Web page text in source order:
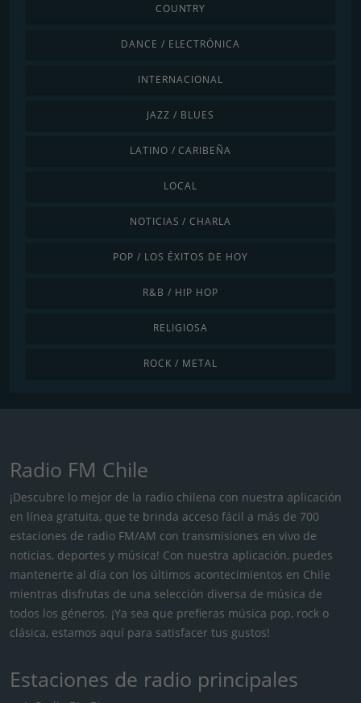
COUNTRY
DANCE / ELECTRÓNICA
INTERNACIONAL
JAZZ / BLUES
LATINO / CARIBEÑA
LOCAL
NOTICIAS / CHARLA
POP / LOS ÉXITOS DE HOY
R&B / HIP HOP
RELIGIOSA
ROCK / METAL
Radio FM Chile
¡Descubre lo mejor de la radio chilena con nuestra aplicación
en línea gratuita, que te brinda acceso fácil a más de 700
estaciones de radio FM/AM con transmisiones en vivo de
noticias, deportes y música! Con nuestra aplicación, puedes
mantenerte al día con los últimos acontecimientos en Chile
mientras disfrutas de una selección diversa de música de
todos los géneros. ¡Ya sea que prefieras música pop, rock o
clásica, estamos aquí para satisfacer tus gustos!
Estaciones de radio principales